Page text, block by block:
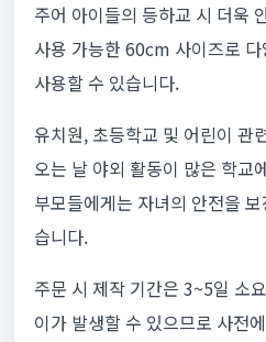
주어 아이들의 등하교 시 더욱
사용 가능한 60cm 사이즈로
사용할 수 있습니다.
유치원, 초등학교 및 어린이 관
오는 날 야외 활동이 많은 학교
부모들에게는 자녀의 안전을
습니다.
주문 시 제작 기간은 3~5일 소
이가 발생할 수 있으므로 사전